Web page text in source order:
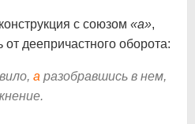
с союзом «а»,
от деепричастного оборота:
а разобравшись в нем,